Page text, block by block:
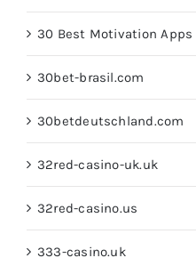
30 Best Motivation Apps
30bet-brasil.com
30betdeutschland.com
32red-casino-uk.uk
32red-casino.us
333-casino.uk